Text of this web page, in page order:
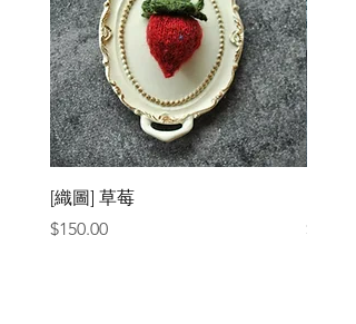
[織圖] 草莓
價格
$150.00
價格